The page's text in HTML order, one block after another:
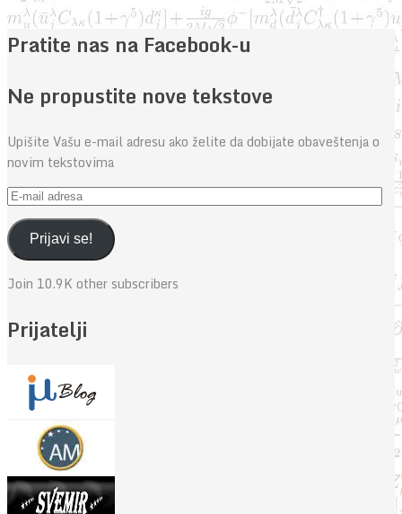
Pratite nas na Facebook-u
Ne propustite nove tekstove
Upišite Vašu e-mail adresu ako želite da dobijate obaveštenja o
novim tekstovima
E-
mail
adresaPrijavi se!
Join 10.9K other subscribers
Prijatelji